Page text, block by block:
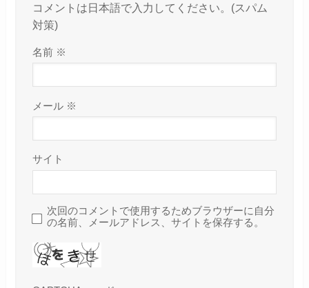
コメントは日本語で入力してください。(スパム
対策)
名前 ※
メール ※
サイト
次回のコメントで使用するためブラウザーに自分
の名前、メールアドレス、サイトを保存する。